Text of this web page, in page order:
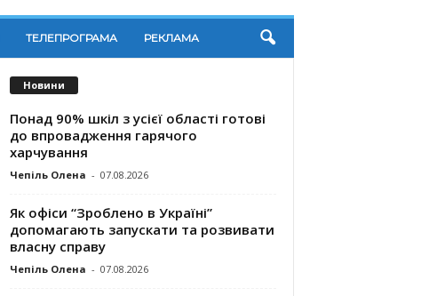
ТЕЛЕПРОГРАМА РЕКЛАМА
Новини
Понад 90% шкіл з усієї області готові
до впровадження гарячого
харчування
Чепіль Олена - 07.08.2026
Як офіси “Зроблено в Україні”
допомагають запускaти та розвивати
власну справу
Чепіль Олена - 07.08.2026